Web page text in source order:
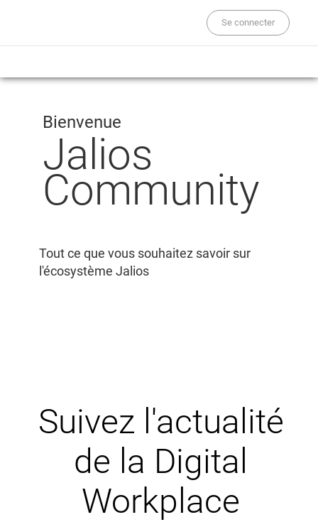
Se connecter
Bienvenue
Jalios
Community
Tout ce que vous souhaitez savoir sur
l'écosystème Jalios
Suivez l'actualité
de la Digital
Workplace